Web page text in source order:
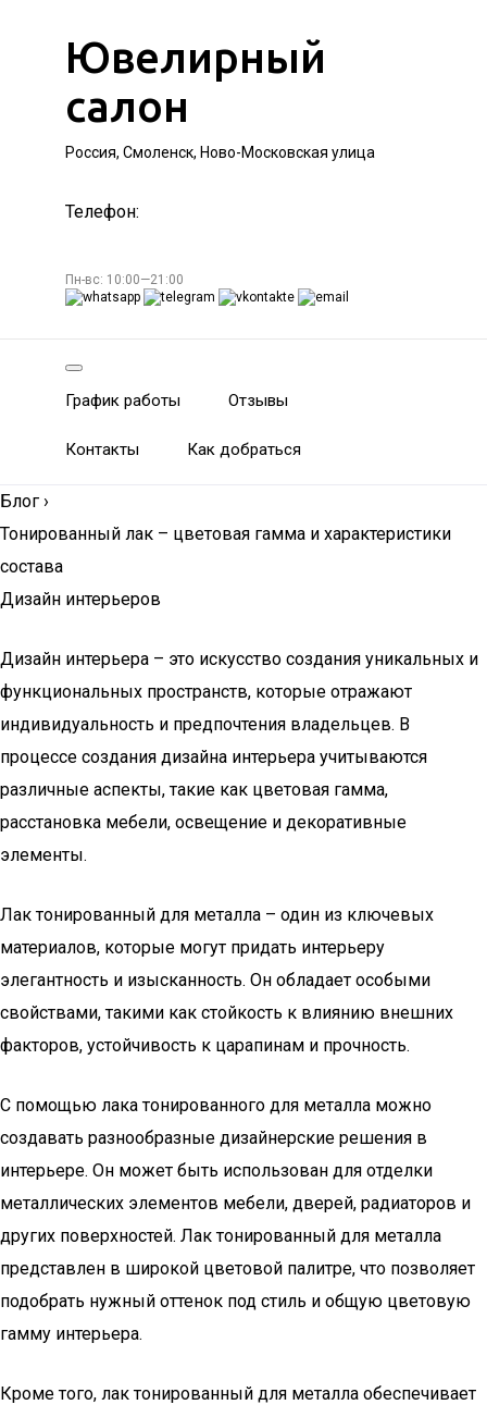
Ювелирный
салон
Россия, Смоленск, Ново-Московская улица
Телефон:
Пн-вс: 10:00—21:00
График работы Отзывы
Контакты Как добраться
Блог ›
Тонированный лак – цветовая гамма и характеристики
состава
Дизайн интерьеров
Дизайн интерьера – это искусство создания уникальных и
функциональных пространств, которые отражают
индивидуальность и предпочтения владельцев. В
процессе создания дизайна интерьера учитываются
различные аспекты, такие как цветовая гамма,
расстановка мебели, освещение и декоративные
элементы.
Лак тонированный для металла – один из ключевых
материалов, которые могут придать интерьеру
элегантность и изысканность. Он обладает особыми
свойствами, такими как стойкость к влиянию внешних
факторов, устойчивость к царапинам и прочность.
С помощью лака тонированного для металла можно
создавать разнообразные дизайнерские решения в
интерьере. Он может быть использован для отделки
металлических элементов мебели, дверей, радиаторов и
других поверхностей. Лак тонированный для металла
представлен в широкой цветовой палитре, что позволяет
подобрать нужный оттенок под стиль и общую цветовую
гамму интерьера.
Кроме того, лак тонированный для металла обеспечивает